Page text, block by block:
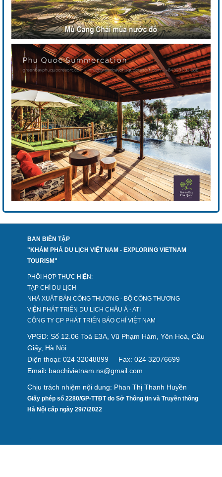
BAN BIÊN TẬP
"KHÁM PHÁ DU LỊCH VIỆT NAM - EXPLORING VIETNAM
TOURISM"
PHỐI HỢP THỰC HIỆN:
TẠP CHÍ DU LỊCH
NHÀ XUẤT BẢN CÔNG THƯƠNG - BỘ CÔNG THƯƠNG
VIỆN PHÁT TRIỂN DU LỊCH CHÂU Á - ATI
CÔNG TY CP PHÁT TRIỂN BÁO CHÍ VIỆT NAM
VPGD: Số 12.06 Toà E3A, Vũ Phạm Hàm, Yên Hoà, Cầu
Giấy, Hà Nội
Điện thoại: 024 32048899
Fax: 024 32076699
Email: baochivietnam.ns@gmail.com
Chịu trách nhiệm nội dung: Phan Thị Thanh Huyền
Giấy phép số 2280/GP-TTĐT do Sở Thông tin và Truyền thông
Hà Nội cấp ngày 29/7/2022